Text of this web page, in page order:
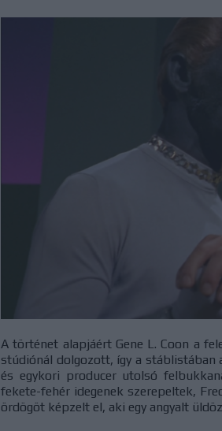
A történet alapjáért Gene L. Coon a
stúdiónál dolgozott, így a stáblistában
és egykori producer utolsó
fekete-fehér idegenek szerepeltek,
ördögöt képzelt el, aki egy angyalt